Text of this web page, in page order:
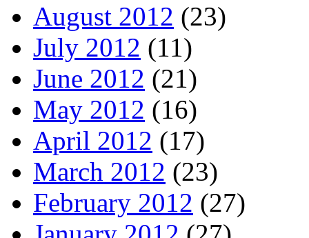
August 2012 (23)
July 2012 (11)
June 2012 (21)
May 2012 (16)
April 2012 (17)
March 2012 (23)
February 2012 (27)